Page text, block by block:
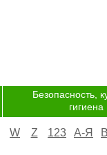
Безопасность,
гигиена
W Z 123 А-Я